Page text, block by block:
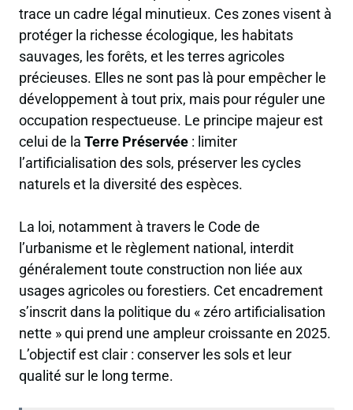
trace un cadre légal minutieux. Ces zones visent à
protéger la richesse écologique, les habitats
sauvages, les forêts, et les terres agricoles
précieuses. Elles ne sont pas là pour empêcher le
développement à tout prix, mais pour réguler une
occupation respectueuse. Le principe majeur est
celui de la Terre Préservée : limiter
l’artificialisation des sols, préserver les cycles
naturels et la diversité des espèces.
La loi, notamment à travers le Code de
l’urbanisme et le règlement national, interdit
généralement toute construction non liée aux
usages agricoles ou forestiers. Cet encadrement
s’inscrit dans la politique du « zéro artificialisation
nette » qui prend une ampleur croissante en 2025.
L’objectif est clair : conserver les sols et leur
qualité sur le long terme.